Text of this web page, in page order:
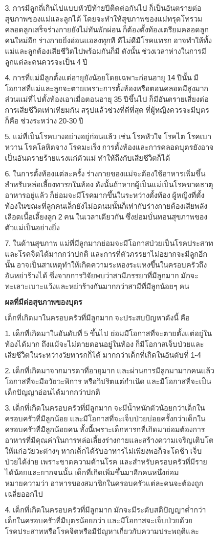
3. การมีลูกถี่เกินไปแบบหัวปีท้ายปีติดต่อกันไป ก็เป็นอันตรายต่อ
สุขภาพของแม่และลูกได้ โดยจะทำให้สุขภาพของแม่ทรุดโทรวม
คลอดลูกเสร็จร่างกายยังไม่ทันพักผ่อน ก็ต้องตั้งท้องเตรียมคลอดลูก
คนใหม่อีก ร่างกายยิ่งอ่อนแอลงทุกที ดีไม่ดีมีโรคแทรก อาจทำให้ทั้ง
แม่และลูกต้องเสียชีวิตไปพร้อมกันก็มี ดังนั้น ช่วงเวลาห่างในการมี
ลูกแต่ละคนควรจะเป็น 4 ปี
4. การที่แม่มีลูกตั้งแต่อายุยังน้อยโดยเฉพาะก่อนอายุ 14 ปีนั้น มี
โอกาสที่แม่และลูกจะตายเพราะการตั้งท้องหรือตอนคลอดมีสูงมาก
ส่วนแม่ที่ไปตั้งท้องเอาเมื่อตอนอายุ 35 ปีขึ้นไป ก็มีอันตรายเสี่ยงต่อ
การเสียชีวิตเท่าเทียมกัน สรุปแล้วช่วงที่ดีที่สุด ที่ผู้หญิงควรจะมีบุตร
ก็คือ ช่วงระหว่าง 20-30 ปี
5. แม่ที่เป็นโรคบางอย่างอยู่ก่อนแล้ว เช่น โรคหัวใจ โรคไต โรคเบา
หวาน โรคโลหิตจาง โรคมะเร็ง การตั้งท้องและการคลอดบุตรยังอาจ
เป็นอันตรายร้ายแรงแก่ตัวแม่ ทำให้ถึงกับเสียชีวิตก็ได้
6. ในการตั้งท้องแต่ละครั้ง ร่างกายของแม่จะต้องใช้อาหารเพิ่มขึ้น
สำหรับหล่อเลี้ยงทารกในท้อง ดังนั้นถ้าหากผู้เป็นแม่เป็นโรคขาดธาตุ
อาหารอยู่แล้ว ก็ย่อมจะมีโรคมากขึ้นในระหว่างตั้งท้อง ผู้หญิงที่ตั้ง
ท้องในขณะที่ลูกคนเล็กยังไม่อดนมนั้นก็เท่ากับร่างกายต้องเสียพลัง
เลือดเนื้อเลี้ยงลูก 2 คน ในเวลาเดียวกัน ซึ่งย่อมบั่นทอนสุขภาพของ
ตัวแม่เป็นอย่างยิ่ง
7. ในด้านสุขภาพ แม่ที่มีลูกมากย่อมจะมีโอกาสป่วยเป็นโรคประสาท
และโรคจิตได้มากกว่าปกติ และการที่ตัวภรรยาไม่อยากจะมีลูกอีก
นั้น อาจเป็นสาเหตุทำให้เกิดความระหองระแหงขึ้นในครอบครัวถึง
อันหย่าร้างได้ ซึ่งจากการวิจัยพบว่าสามีภรรยาที่มีลูกมาก มักจะ
ทะเลาะเบาะแว้งและหย่าร้างกันมากกว่าสามีที่มีลูกน้อยๆ คน
ผลที่มีต่อสุขภาพของบุตร
เด็กที่เกิดมาในครอบครัวที่มีลูกมาก จะประสบปัญหาดังนี้ คือ
1. เด็กที่เกิดมาในอันดับที่ 5 ขึ้นไป ย่อมมีโอกาสที่จะตายตั้งแต่อยู่ใน
ท้องได้มาก ถึงแม้จะไม่ตายตอนอยู่ในท้อง ก็มีโอกาสเจ็บป่วยและ
เสียชีวิตในระหว่างวัยทารกก็ได้ มากกว่าเด็กที่เกิดในอันดับที่ 1-4
2. เด็กที่เกิดมาจากมารดาที่อายุมาก และผ่านการมีลูกมามากคนแล้ว
โอกาสที่จะมีอวัยวะพิการ หรือวิปริตแต่กำเนิด และมีโอกาสที่จะเป็น
เด็กปัญญาอ่อนได้มากกว่าปกติ
3. เด็กที่เกิดในครอบครัวที่มีลูกมาก จะมีน้ำหนักตัวน้อยกว่าเด็กใน
ครอบครัวที่มีลูกน้อย และมีโอกาสที่จะเจ็บป่วยบ่อยครั้งกว่าเด็กใน
ครอบครัวที่มีลูกน้อยคน ทั้งนี้เพราะเด็กทารกที่เกิดมาย่อมต้องการ
อาหารที่มีคุณค่าในการหล่อเลี้ยงร่างกายและสร้างความเจริญเติบโต
ให้แก่อวัยวะต่างๆ หากเด็กได้รับอาหารไม่เพียงพอก็จะโตช้า เจ็บ
ป่วยได้ง่าย เพราะขาดความต้านโรค และสำหรับครอบครัวที่มีราย
ได้น้อยและยากจนนั้น เด็กที่เกิดเพิ่มขึ้นมาอีกคนหนึ่งย่อม
หมายความว่า อาหารของสมาชิกในครอบครัวแต่ละคนจะต้องถูก
เฉลี่ยออกไป
4. เด็กที่เกิดในครอบครัวที่มีลูกมาก มักจะมีระดับสติปัญญาต่ำกว่า
เด็กในครอบครัวที่มีบุตรน้อยกว่า และมีโอกาสจะเจ็บป่วยด้วย
โรคประสาทหรือโรคจิตหรือมีปัญหาเกี่ยวกับความประพฤติและ